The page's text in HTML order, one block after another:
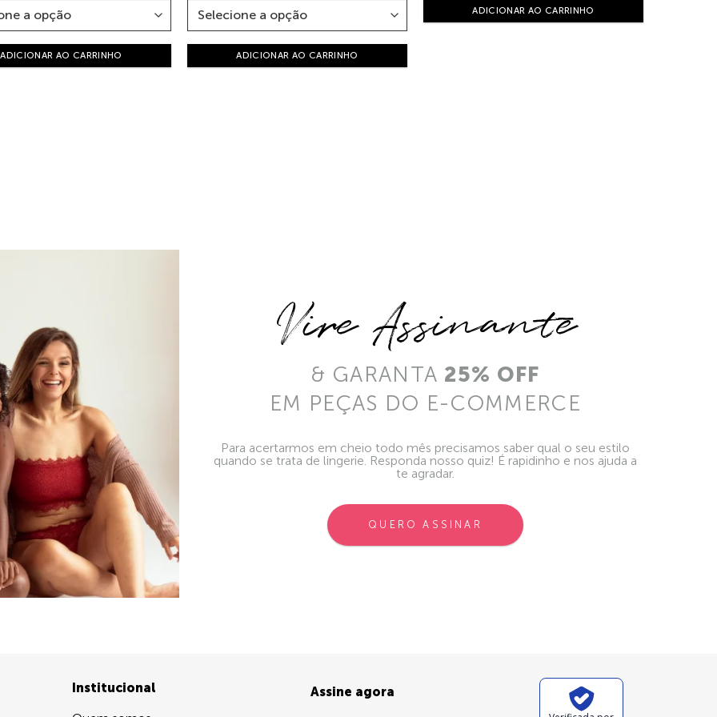
ADICIONAR AO CARRINHO ADICIONAR AO CARRINHO
ADICIONAR AO CARRINHO
Vire Assinante
& GARANTA 25% OFF
EM PEÇAS DO E-COMMERCE
Para acertarmos em cheio todo mês precisamos saber qual o seu estilo
quando se trata de lingerie. Responda nosso quiz! É rapidinho e nos ajuda a
te agradar.
QUERO ASSINAR
Institucional
Assine agora